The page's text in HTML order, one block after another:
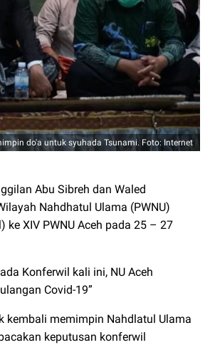
do'a untuk syuhada Tsunami. Foto: Internet
Abu Sibreh dan Waled
Nahdhatul Ulama (PWNU)
XIV PWNU Aceh pada 25 – 27
Konferwil kali ini, NU Aceh
Covid-19”
kembali memimpin Nahdlatul Ulama
keputusan konferwil